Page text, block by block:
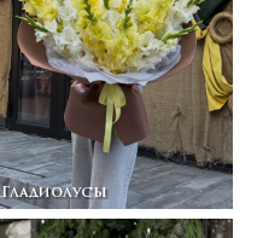
Гладиолусы